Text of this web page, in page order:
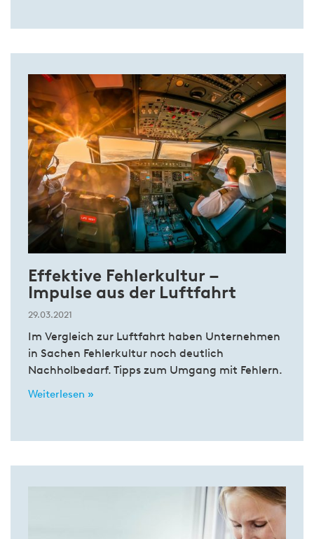
Effektive Fehlerkultur –
Impulse aus der Luftfahrt
29.03.2021
Im Vergleich zur Luftfahrt haben Unternehmen
in Sachen Fehlerkultur noch deutlich
Nachholbedarf. Tipps zum Umgang mit Fehlern.
Weiterlesen »